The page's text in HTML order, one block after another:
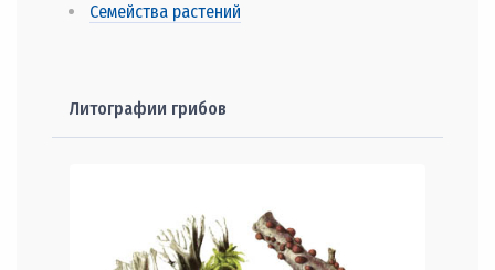
Семейства растений
Литографии грибов